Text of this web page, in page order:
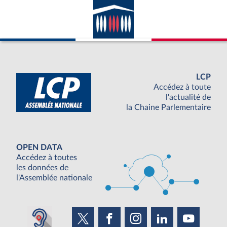
considéré à l’ONU.
LCP
Accédez à toute
l'actualité de
la Chaine Parlementaire
OPEN DATA
Accédez à toutes
les données de
l'Assemblée nationale